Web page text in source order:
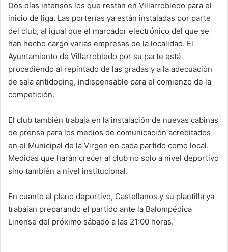
Dos días intensos los que restan en Villarrobledo para el
inicio de liga. Las porterías ya están instaladas por parte
del club, al igual que el marcador electrónico del que se
han hecho cargo varias empresas de la localidad. El
Ayuntamiento de Villarrobledo por su parte está
procediendo al repintado de las gradas y a la adecuación
de sala antidoping, indispensable para el comienzo de la
competición.
El club también trabaja en la instalación de nuevas cabinas
de prensa para los medios de comunicación acreditados
en el Municipal de la Virgen en cada partido como local.
Medidas que harán crecer al club no solo a nivel deportivo
sino también a nivel institucional.
En cuanto al plano deportivo, Castellanos y su plantilla ya
trabajan preparando el partido ante la Balompédica
Linense del próximo sábado a las 21:00 horas.